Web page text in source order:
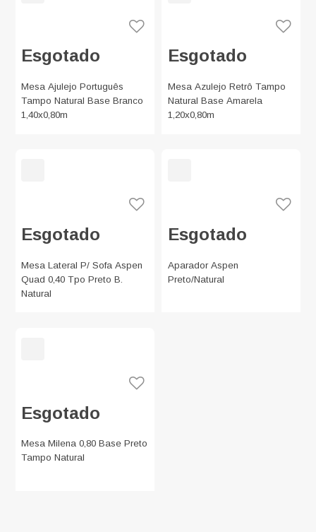
Esgotado
Mesa Ajulejo Português
Tampo Natural Base Branco
1,40x0,80m
Esgotado
Mesa Azulejo Retrô Tampo
Natural Base Amarela
1,20x0,80m
Esgotado
Mesa Lateral P/ Sofa Aspen
Quad 0,40 Tpo Preto B.
Natural
Esgotado
Aparador Aspen
Preto/Natural
Esgotado
Mesa Milena 0,80 Base Preto
Tampo Natural